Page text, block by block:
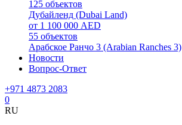
125 объектов
Дубайленд (Dubai Land)
от 1 100 000 AED
55 объектов
Арабское Ранчо 3 (Arabian Ranches 3)
Новости
Вопрос-Ответ
+971 4873 2083
0
RU